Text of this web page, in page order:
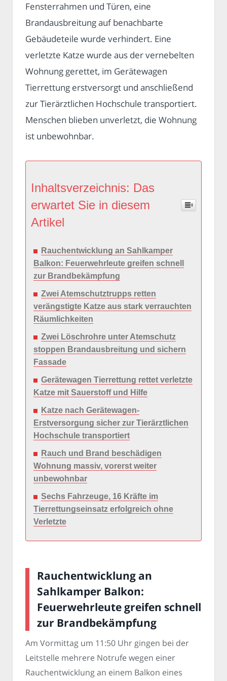
Fensterrahmen und Türen, eine
Brandausbreitung auf benachbarte
Gebäudeteile wurde verhindert. Eine
verletzte Katze wurde aus der vernebelten
Wohnung gerettet, im Gerätewagen
Tierrettung erstversorgt und anschließend
zur Tierärztlichen Hochschule transportiert.
Menschen blieben unverletzt, die Wohnung
ist unbewohnbar.
Inhaltsverzeichnis: Das
erwartet Sie in diesem
Artikel
Rauchentwicklung an Sahlkamper
Balkon: Feuerwehrleute greifen schnell
zur Brandbekämpfung
Zwei Atemschutztrupps retten
verängstigte Katze aus stark verrauchten
Räumlichkeiten
Zwei Löschrohre unter Atemschutz
stoppen Brandausbreitung und sichern
Fassade
Gerätewagen Tierrettung rettet verletzte
Katze mit Sauerstoff und Hilfe
Katze nach Gerätewagen-
Erstversorgung sicher zur Tierärztlichen
Hochschule transportiert
Rauch und Brand beschädigen
Wohnung massiv, vorerst weiter
unbewohnbar
Sechs Fahrzeuge, 16 Kräfte im
Tierrettungseinsatz erfolgreich ohne
Verletzte
Rauchentwicklung an
Sahlkamper Balkon:
Feuerwehrleute greifen schnell
zur Brandbekämpfung
Am Vormittag um 11:50 Uhr gingen bei der
Leitstelle mehrere Notrufe wegen einer
Rauchentwicklung an einem Balkon eines